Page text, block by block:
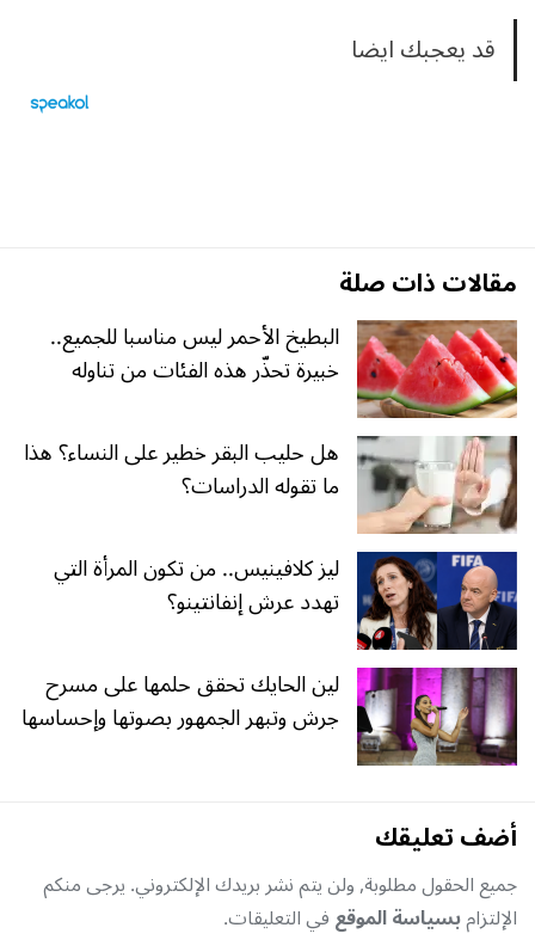
قد يعجبك ايضا
مقالات ذات صلة
البطيخ الأحمر ليس مناسبا للجميع..
خبيرة تحذّر هذه الفئات من تناوله
هل حليب البقر خطير على النساء؟ هذا
ما تقوله الدراسات؟
ليز كلافينيس.. من تكون المرأة التي
تهدد عرش إنفانتينو؟
لين الحايك تحقق حلمها على مسرح
جرش وتبهر الجمهور بصوتها وإحساسها
أضف تعليقك
جميع الحقول مطلوبة, ولن يتم نشر بريدك الإلكتروني. يرجى منكم
الإلتزامبسياسة الموقعفي التعليقات.